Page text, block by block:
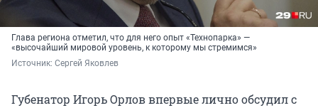
Глава региона отметил, что для него опыт «Технопарка» —
«высочайший мировой уровень, к которому мы стремимся»
Источник: Сергей Яковлев
Губенатор Игорь Орлов впервые лично обсудил с